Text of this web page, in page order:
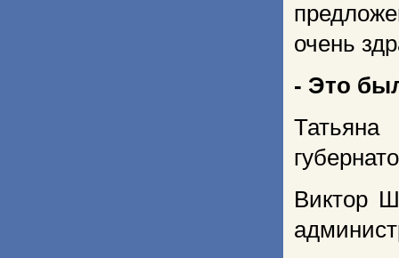
очень
- Это
Виктор